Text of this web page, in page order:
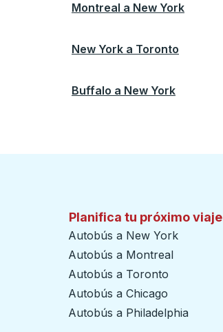
Montreal a New York
New York a Toronto
Buffalo a New York
Planifica tu próximo viaje
Autobús a New York
Autobús a Montreal
Autobús a Toronto
Autobús a Chicago
Autobús a Philadelphia